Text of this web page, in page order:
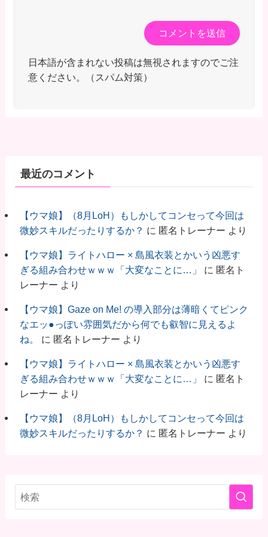
日本語が含まれない投稿は無視されますのでご注
意ください。（スパム対策）
最近のコメント
【ウマ娘】（8月LoH）もしかしてコンセって今回は
微妙スキルだったりするか？ に 匿名トレーナー より
【ウマ娘】ライトハロー × 島風衣装とかいう凶悪す
ぎる組み合わせｗｗｗ「大変なことに…」
に 匿名ト
レーナー より
【ウマ娘】Gaze on Me! の導入部分は薄暗くてピンク
なエッ●っぽい雰囲気だから何でも叡智に見えるよ
ね。
に 匿名トレーナー より
【ウマ娘】ライトハロー × 島風衣装とかいう凶悪す
ぎる組み合わせｗｗｗ「大変なことに…」
に 匿名ト
レーナー より
【ウマ娘】（8月LoH）もしかしてコンセって今回は
微妙スキルだったりするか？ に 匿名トレーナー より